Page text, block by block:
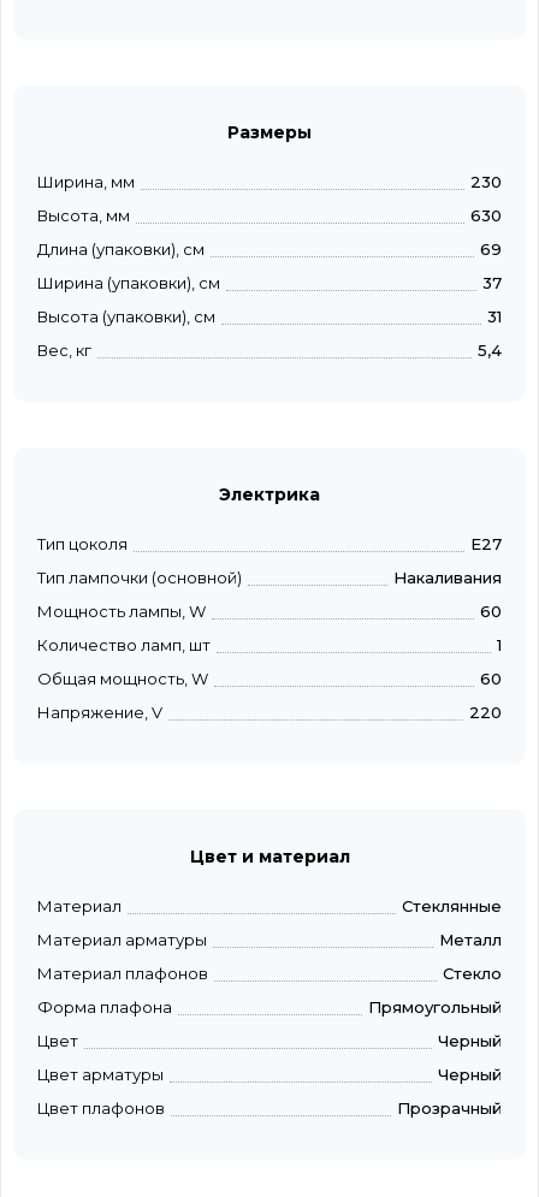
Размеры
Ширина, мм
230
Высота, мм
630
Длина (упаковки), см
69
Ширина (упаковки), см
37
Высота (упаковки), см
31
Вес, кг
5,4
Электрика
Тип цоколя
E27
Тип лампочки (основной)
Накаливания
Мощность лампы, W
60
Количество ламп, шт
1
Общая мощность, W
60
Напряжение, V
220
Цвет и материал
Материал
Стеклянные
Материал арматуры
Металл
Материал плафонов
Стекло
Форма плафона
Прямоугольный
Цвет
Черный
Цвет арматуры
Черный
Цвет плафонов
Прозрачный